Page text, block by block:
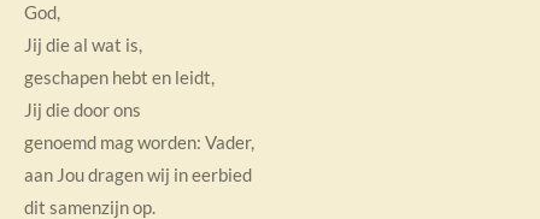
God,
Jij die al wat is,
geschapen hebt en leidt,
Jij die door ons
genoemd mag worden: Vader,
aan Jou dragen wij in eerbied
dit samenzijn op.